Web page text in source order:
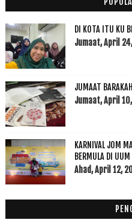
►2018 (195)
►2017(199)
►2016(174)
►2015(199)
► 2014(47)
►2013(53)
►2012(100)
►2011(63)
DI KOTA ITU KU
Jumaat, April
JUMAAT
Jumaat, April
KARNIVAL JOM
BERMULA DI UUM
Ahad, April 12,